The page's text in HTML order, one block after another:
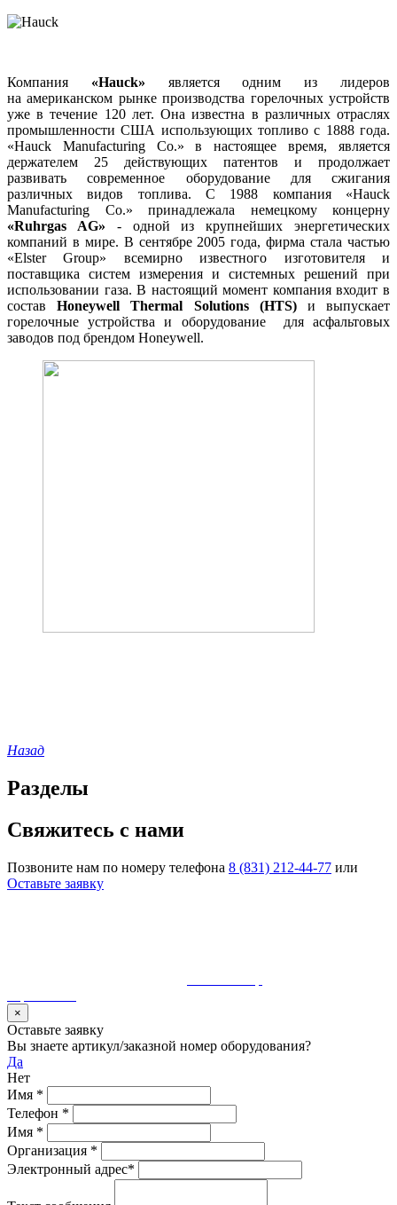
Компания «Hauck» является одним из лидеров
на американском рынке производства горелочных устройств
уже в течение 120 лет. Она известна в различных отраслях
промышленности США использующих топливо с 1888 года.
«Hauck Manufacturing Co.» в настоящее время, является
держателем 25 действующих патентов и продолжает
развивать современное оборудование для сжигания
различных видов топлива. С 1988 компания «Hauck
Manufacturing Co.» принадлежала немецкому концерну
«Ruhrgas AG» - одной из крупнейших энергетических
компаний в мире. В сентябре 2005 года, фирма стала частью
«Elster Group» всемирно известного изготовителя и
поставщика систем измерения и системных решений при
использовании газа. В настоящий момент компания входит в
составHoneywell Thermal Solutions (HTS)и выпускает
горелочные устройства и оборудование для асфальтовых
заводов под брендом Honeywell.
Назад
Разделы
Свяжитесь с нами
Позвоните нам по номеру телефона 8 (831) 212-44-77 или
Оставьте заявку
×
Оставьте заявку
Вы знаете артикул/заказной номер оборудования?
Да
Нет
Имя *
Телефон *
Имя *
Организация *
Электронный адрес*